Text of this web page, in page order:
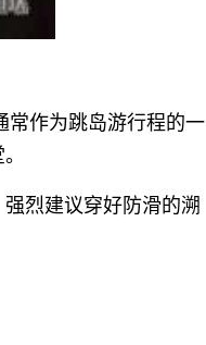
常作为跳岛游行程的一
烈建议穿好防滑的溯